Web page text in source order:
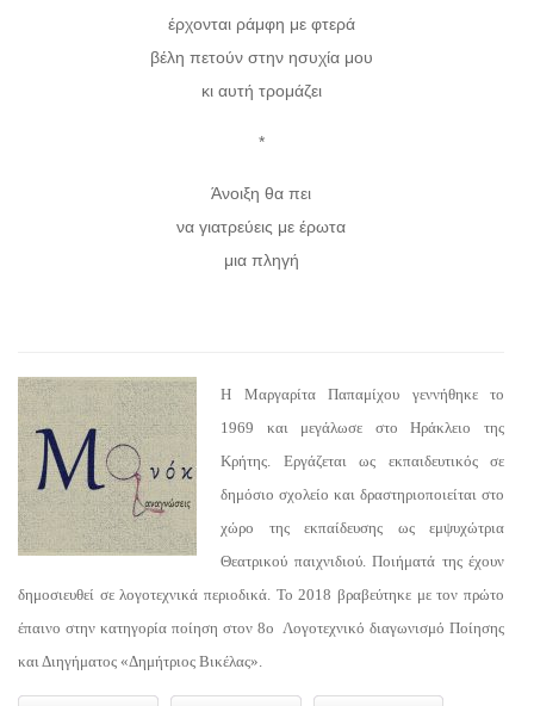
έρχονται ράμφη με φτερά
βέλη πετούν στην ησυχία μου
κι αυτή τρομάζει
*
Άνοιξη θα πει
να γιατρεύεις με έρωτα
μια πληγή
Η Μαργαρίτα Παπαμίχου γεννήθηκε το
1969 και μεγάλωσε στο Ηράκλειο της
Κρήτης. Εργάζεται ως εκπαιδευτικός σε
δημόσιο σχολείο και δραστηριοποιείται στο
χώρο της εκπαίδευσης ως εμψυχώτρια
Θεατρικού παιχνιδιού. Ποιήματά της έχουν
δημοσιευθεί σε λογοτεχνικά περιοδικά. Το 2018 βραβεύτηκε με τον πρώτο
έπαινο στην κατηγορία ποίηση στον 8ο Λογοτεχνικό διαγωνισμό Ποίησης
και Διηγήματος «Δημήτριος Βικέλας».